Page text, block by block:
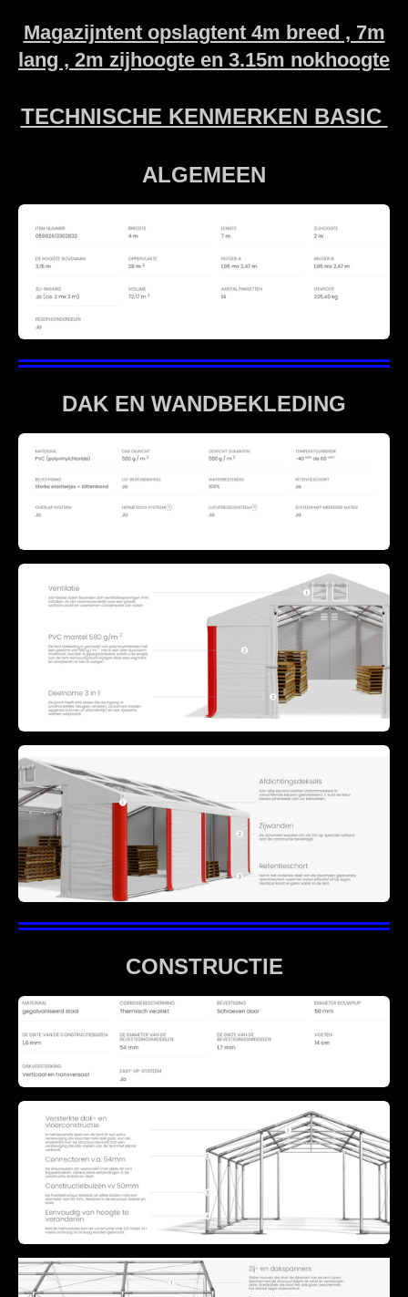
n
n
Magazijntent opslagtent 4m breed , 7m
lang , 2m zijhoogte en 3.15m nokhoogte
TECHNISCHE KENMERKEN BASIC
ALGEMEEN
DAK EN WANDBEKLEDING
CONSTRUCTIE